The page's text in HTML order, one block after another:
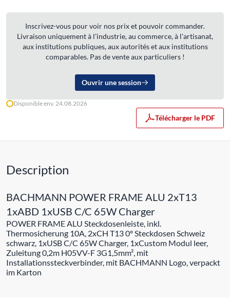
Inscrivez-vous pour voir nos prix et pouvoir commander.
Livraison uniquement à l'industrie, au commerce, à l'artisanat,
aux institutions publiques, aux autorités et aux institutions
comparables. Pas de vente aux particuliers !
Ouvrir une session
Disponible env. 24.08.2026
Télécharger le PDF
Description
BACHMANN POWER FRAME ALU 2xT13
1xABD 1xUSB C/C 65W Charger
POWER FRAME ALU Steckdosenleiste, inkl.
Thermosicherung 10A, 2xCH T13 0° Steckdosen Schweiz
schwarz, 1xUSB C/C 65W Charger, 1xCustom Modul leer,
Zuleitung 0,2m H05VV-F 3G1,5mm², mit
Installationssteckverbinder, mit BACHMANN Logo, verpackt
im Karton